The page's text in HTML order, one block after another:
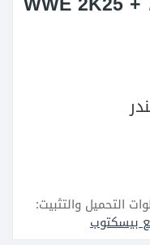
التحميل والتثبيت:
بيسكتوب